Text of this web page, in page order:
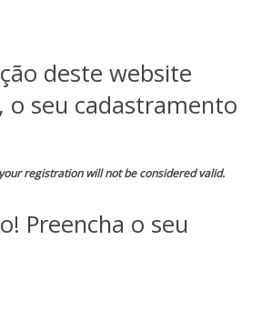
deste website
o seu cadastramento
registration will not be considered valid.
Preencha o seu